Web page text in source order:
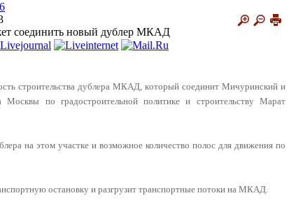
соединить новый дублер МКАД
строительства дублера МКАД, который соединит Мичуринский и
по градостроительной политике и строительству Марат
на этом участке и возможное количество полос для движения по
остановку и разгрузит транспортные потоки на МКАД.